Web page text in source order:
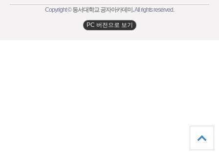
Copyright ©동서대학교 공자아카데미 .All rights reserved.
PC 버전으로 보기